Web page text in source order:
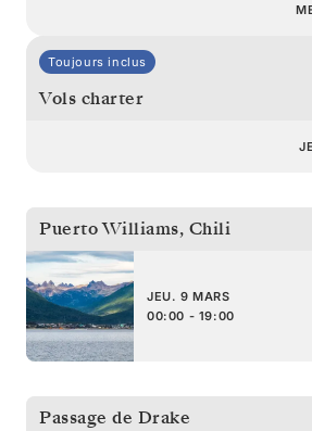
Toujours inclus
Vols charter
Puerto Williams, Chili
JEU. 9 MARS
00:00 - 19:00
Passage de Drake